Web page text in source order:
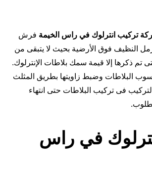
تركيب انترلوك في راس الخيمة فرش
النظيف فوق الأرضية بحيث لا يتبقى من
البلاطات وضبط زاويتها بطريق المثلث
فى تركيب البلاطات حتى انتهاء
في راس